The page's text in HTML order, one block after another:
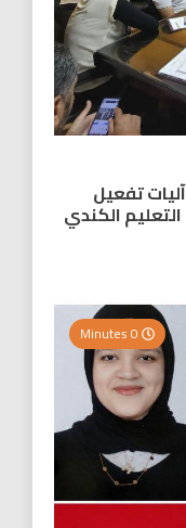
تفعيل
الكندي